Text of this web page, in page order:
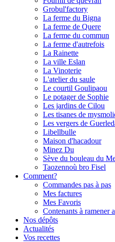
Grobul'factory
La ferme du Bigna
La ferme de Quere
La ferme du commun
La ferme d'autrefois
La Rainette
La ville Eslan
La Vinoterie
L'atelier du saule
Le courtil Goulipaou
Le potager de Sophie
Les jardins de Cilou
Les tisanes de
Les vergers de
Libellbulle
Maison d'hacadour
Minez Du
Sève du bouleau du
Taozennoù bro Fisel
Comment?
Commandes pas à pas
Mes factures
Mes Favoris
Contenants à ramener
Nos dépôts
Actualités
Vos recettes